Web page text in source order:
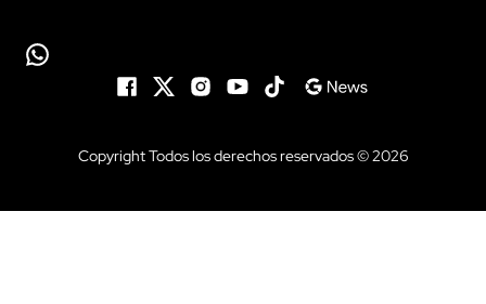
Copyright Todos los derechos reservados © 2026